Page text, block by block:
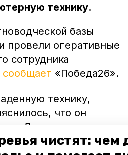
чистят: чем
технику.
базы
провели оперативные
сотрудника
сообщает «Победа26».
технику,
что он
До этого попытка
стащить женское